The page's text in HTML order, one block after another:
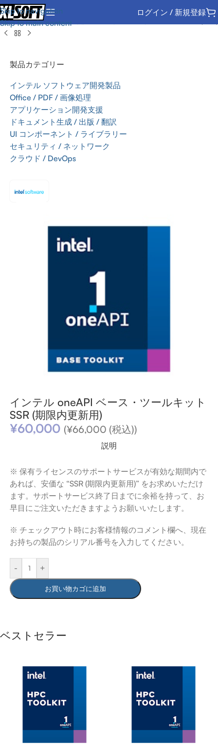
Skip to navigation
Skip to main content
ログイン / 新規登録
ンテル ソフトウェア開発製品
製品カテゴリー
インテル ソフトウェア開発製品
Office / PDF / 画像処理
アプリケーション開発支援
ドキュメント生成 / 出版 / 翻訳
UI コンポーネント / ライブラリー
セキュリティ / ネットワーク
クラウド / DevOps
インテル oneAPI ベース・ツールキット
SSR (期限内更新用)
¥60,000 (¥66,000 (税込))
説明
※ 保有ライセンスのサポートサービスが有効な期間内で
あれば、安価な “SSR (期限内更新用)” をお求めいただけ
ます。サポートサービス終了日までに余裕を持って、お
早目にご注文いただきますようお願いいたします。
※ チェックアウト時にお客様情報のコメント欄へ、現在
お持ちの製品のシリアル番号を入力してください。
- +
お買い物カゴに追加
ベストセラー